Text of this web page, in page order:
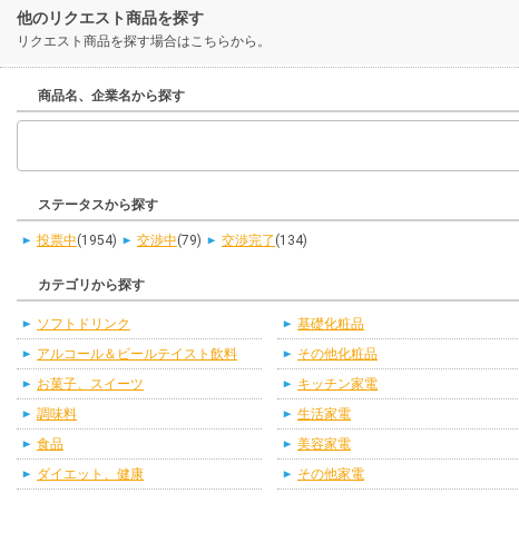
他のリクエスト商品を探す
リクエスト商品を探す場合はこちらから。
商品名、企業名から探す
ステータスから探す
投票中(1954) 交渉中(79) 交渉完了 (134)
カテゴリから探す
ソフトドリンク
アルコール＆ビールテイスト飲料
お菓子、スイーツ
調味料
食品
ダイエット、健康
基礎化粧品
その他化粧品
キッチン家電
生活家電
美容家電
その他家電